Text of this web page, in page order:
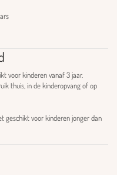
voor kinderen vanaf 3 jaar.
thuis, in de kinderopvang of op
geschikt voor kinderen jonger dan